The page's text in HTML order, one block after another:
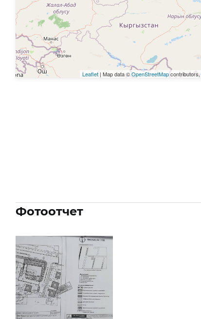
Leaflet| Map data ©OpenStreetMapcontributors,
Фотоотчет